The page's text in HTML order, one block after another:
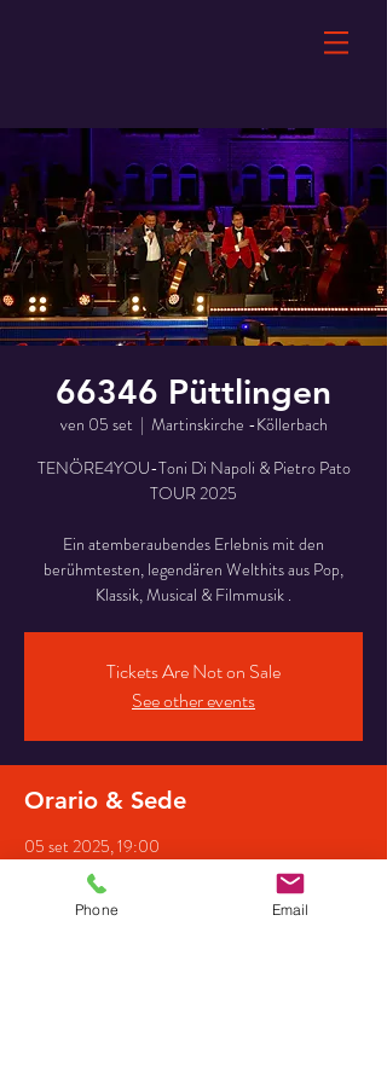
66346 Püttlingen
ven 05 set
  |
Martinskirche -Köllerbach
TENÖRE4YOU-Toni Di Napoli & Pietro Pato
TOUR 2025
Ein atemberaubendes Erlebnis mit den
berühmtesten, legendären Welthits aus Pop,
Klassik, Musical & Filmmusik .
Tickets Are Not on Sale
See other events
Orario & Sede
05 set 2025, 19:00
Martinskirche -Köllerbach, Sprenger Str. 24,
66346 Püttlingen, Deutschland
Phone Email